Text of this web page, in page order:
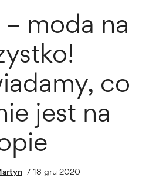
moda na
co
jest na
/ 18 gru 2020